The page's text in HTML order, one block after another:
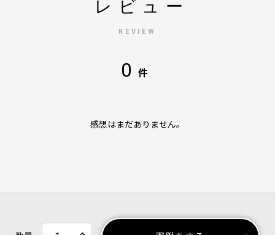
レビュー
REVIEW
0 件
感想はまだありません。